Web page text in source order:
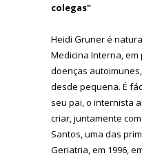
colegas"
Heidi Gruner é
Medicina Interna,
doenças
desde pequena. É
seu pai, o internista
criar, juntamente
Santos, uma das
Geriatria, em 1996,